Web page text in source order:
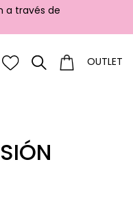
a través de
OUTLET